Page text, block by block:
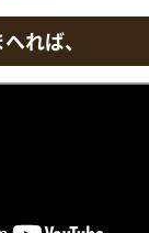
れば、